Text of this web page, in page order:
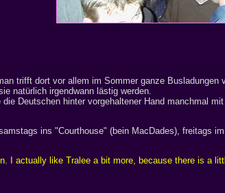
trifft dort vor allem im Sommer ganze Busladungen
natürlich irgendwann lästig werden.
Deutschen hinter vorgehaltener Hand manchmal mit
ins "Courthouse" (bein MacDades), freitags im
I actually like Tralee a bit more, because there is a